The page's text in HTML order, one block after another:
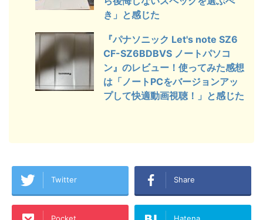
き」と感じた
『パナソニック Let's note SZ6
CF-SZ6BDBVS ノートパソコ
ン』のレビュー！使ってみた感想
は「ノートPCをバージョンアッ
プして快適動画視聴！」と感じた
Twitter Share